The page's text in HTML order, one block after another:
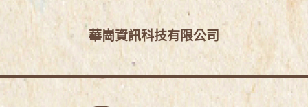
華崗資訊科技有限公司